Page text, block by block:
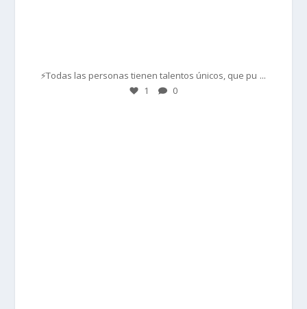
⚡Todas las personas tienen talentos únicos, que pu ...
1 0